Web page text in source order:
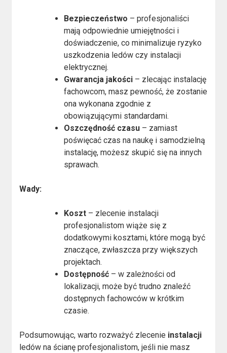
Bezpieczeństwo – profesjonaliści
mają odpowiednie umiejętności i
doświadczenie, co minimalizuje ryzyko
uszkodzenia ledów czy instalacji
elektrycznej.
Gwarancja jakości – zlecając instalację
fachowcom, masz pewność, że zostanie
ona wykonana zgodnie z
obowiązującymi standardami.
Oszczędność czasu – zamiast
poświęcać czas na naukę i samodzielną
instalację, możesz skupić się na innych
sprawach.
Wady:
Koszt – zlecenie instalacji
profesjonalistom wiąże się z
dodatkowymi kosztami, które mogą być
znaczące, zwłaszcza przy większych
projektach.
Dostępność – w zależności od
lokalizacji, może być trudno znaleźć
dostępnych fachowców w krótkim
czasie.
Podsumowując, warto rozważyć zlecenie instalacji
ledów na ścianę profesjonalistom, jeśli nie masz